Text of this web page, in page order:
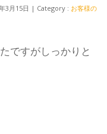
3月15日 Category : お客様の
ですがしっかりと